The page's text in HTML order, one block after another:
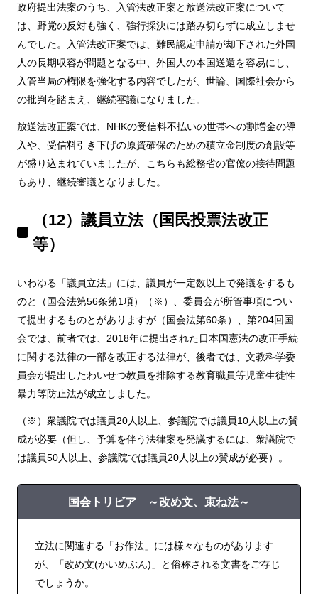
政府提出法案のうち、入管法改正案と放送法改正案について
は、野党の反対も強く、強行採決には踏み切らずに成立しませ
んでした。入管法改正案では、難民認定申請が却下された外国
人の長期収容が問題となる中、外国人の本国送還を容易にし、
入管当局の権限を強化する内容でしたが、世論、国際社会から
の批判を踏まえ、継続審議になりました。
放送法改正案では、NHKの受信料不払いの世帯への割増金の導
入や、受信料引き下げの原資確保のための積立金制度の創設等
が盛り込まれていましたが、こちらも総務省の官僚の接待問題
もあり、継続審議となりました。
（12）議員立法（国民投票法改正
等）
いわゆる「議員立法」には、議員が一定数以上で発議をするも
のと（国会法第56条第1項）（※）、委員会が所管事項につい
て提出するものとがありますが（国会法第60条）、第204回国
会では、前者では、2018年に提出された日本国憲法の改正手続
に関する法律の一部を改正する法律が、後者では、文教科学委
員会が提出したわいせつ教員を排除する教育職員等児童生徒性
暴力等防止法が成立しました。
（※）衆議院では議員20人以上、参議院では議員10人以上の賛
成が必要（但し、予算を伴う法律案を発議するには、衆議院で
は議員50人以上、参議院では議員20人以上の賛成が必要）。
国会トリビア ～改め文、束ね法～
立法に関連する「お作法」には様々なものがあります
が、「改め文(かいめぶん)」と俗称される文書をご存じ
でしょうか。